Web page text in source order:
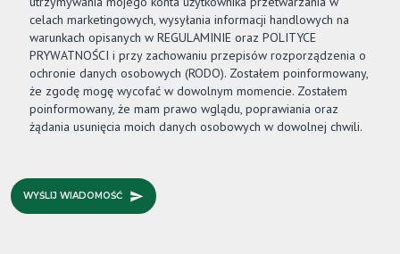
celach marketingowych, wysyłania informacji handlowych na
warunkach opisanych w REGULAMINIE oraz POLITYCE
PRYWATNOŚCI i przy zachowaniu przepisów rozporządzenia o
ochronie danych osobowych (RODO). Zostałem poinformowany,
że zgodę mogę wycofać w dowolnym momencie. Zostałem
poinformowany, że mam prawo wglądu, poprawiania oraz
żądania usunięcia moich danych osobowych w dowolnej chwili.
WYŚLIJ WIADOMOŚĆ